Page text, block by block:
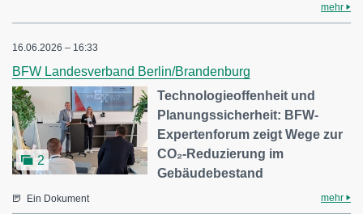
mehr
16.06.2026 – 16:33
BFW Landesverband Berlin/Brandenburg
2
Technologieoffenheit und
Planungssicherheit: BFW-
Expertenforum zeigt Wege zur
CO₂-Reduzierung im
Gebäudebestand
Ein Dokument mehr